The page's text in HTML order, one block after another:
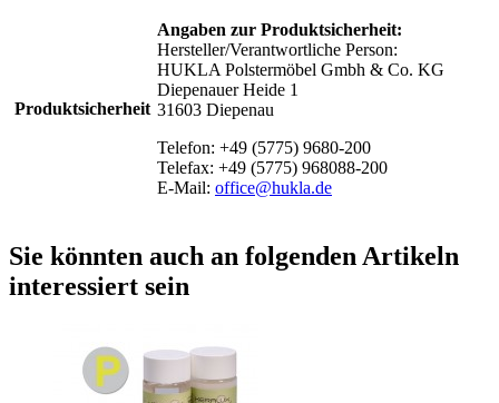
Produktsicherheit
Angaben zur Produktsicherheit:
Hersteller/Verantwortliche Person:
HUKLA Polstermöbel Gmbh & Co. KG
Diepenauer Heide 1
31603 Diepenau
Telefon: +49 (5775) 9680-200
Telefax: +49 (5775) 968088-200
E-Mail: office@hukla.de
Sie könnten auch an folgenden Artikeln
interessiert sein